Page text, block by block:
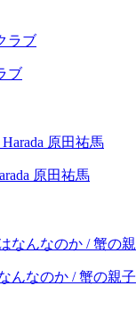
ブ
原田祐馬
なのか / 蟹の親子